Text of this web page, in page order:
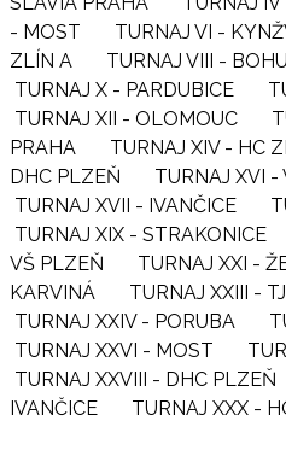
- MOST
TURNAJ VI -
ZLÍN A
TURNAJ VIII -
TURNAJ X - PARDUBICE
TURNAJ XII - OLOMOUC
PRAHA
TURNAJ XIV - HC
DHC PLZEŇ
TURNAJ XVI -
TURNAJ XVII - IVANČICE
TURNAJ XIX - STRAKONICE
VŠ PLZEŇ
TURNAJ XXI -
KARVINÁ
TURNAJ XXIII -
TURNAJ XXIV - PORUBA
TURNAJ XXVI - MOST
TURNAJ XXVIII - DHC PLZEŇ
IVANČICE
TURNAJ XXX -